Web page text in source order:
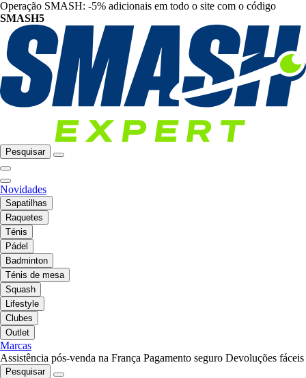
Operação SMASH: -5% adicionais em todo o site com o código
SMASH5
Pesquisar
Novidades
Sapatilhas
Raquetes
Ténis
Pádel
Badminton
Ténis de mesa
Squash
Lifestyle
Clubes
Outlet
Marcas
Assistência pós-venda na França Pagamento seguro Devoluções fáceis
Pesquisar